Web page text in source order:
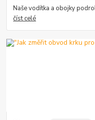
Naše vodítka a obojky
číst celé